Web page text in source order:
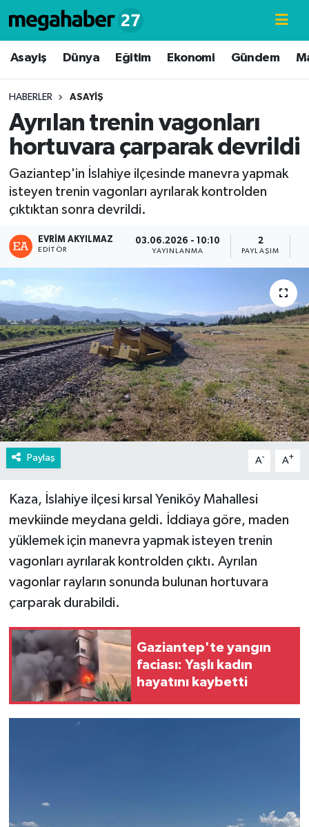
Asayiş Dünya Eğitim Ekonomi Gündem
HABERLER ASAYIŞ
Ayrılan trenin vagonları
hortuvara çarparak devrildi
Gaziantep'in İslahiye ilçesinde manevra yapmak
isteyen trenin vagonları ayrılarak kontrolden
çıktıktan sonra devrildi.
EVRIM AKYILMAZ
EDITÖR
03.06.2026 - 10:10
YAYINLANMA
2
PAYLAŞIM
Paylaş A- A+
Kaza, İslahiye ilçesi kırsal Yeniköy Mahallesi
mevkiinde meydana geldi. İddiaya göre, maden
yüklemek için manevra yapmak isteyen trenin
vagonları ayrılarak kontrolden çıktı. Ayrılan
vagonlar rayların sonunda bulunan hortuvara
çarparak durabildi.
Gaziantep'te yangın
faciası: Yaşlı kadın
hayatını kaybetti
Hava Durumu
Süper Lig Puan Durumu ve Fikstür
Tüm Manşetler
Son Dakika Haberleri